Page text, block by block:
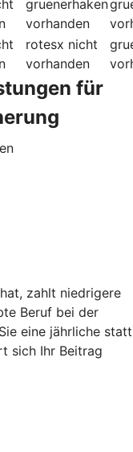
gruenerhaken
vorhanden
rotesx nicht
vorhanden
für
zahlt niedrigere
Beruf bei der
eine jährliche statt
sich Ihr Beitrag